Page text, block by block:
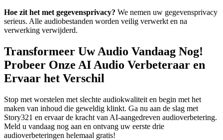
Hoe zit het met gegevensprivacy? We nemen uw gegevensprivacy
serieus. Alle audiobestanden worden veilig verwerkt en na
verwerking verwijderd.
Transformeer Uw Audio Vandaag Nog!
Probeer Onze AI Audio Verbeteraar en
Ervaar het Verschil
Stop met worstelen met slechte audiokwaliteit en begin met het
maken van inhoud die geweldig klinkt. Ga nu aan de slag met
Story321 en ervaar de kracht van AI-aangedreven audioverbetering.
Meld u vandaag nog aan en ontvang uw eerste drie
audioverbeteringen helemaal gratis!